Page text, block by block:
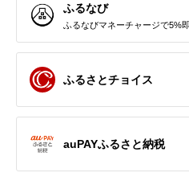
ふるなび
ふるなびマネーチャージで5%
ふるさとチョイス
auPAYふるさと納税